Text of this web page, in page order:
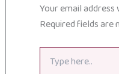
Your email address
Required fields are
Type
here..